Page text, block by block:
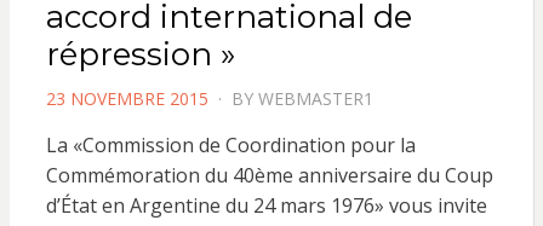
accord international de
répression »
POSTED
23 NOVEMBRE 2015 BY WEBMASTER1
La «Commission de Coordination pour la
Commémoration du 40ème anniversaire du Coup
d’État en Argentine du 24 mars 1976» vous invite